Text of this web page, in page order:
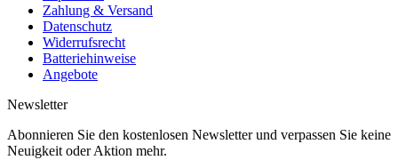
Zahlung & Versand
Datenschutz
Widerrufsrecht
Batteriehinweise
Angebote
Newsletter
Abonnieren Sie den kostenlosen Newsletter und verpassen Sie keine
Neuigkeit oder Aktion mehr.